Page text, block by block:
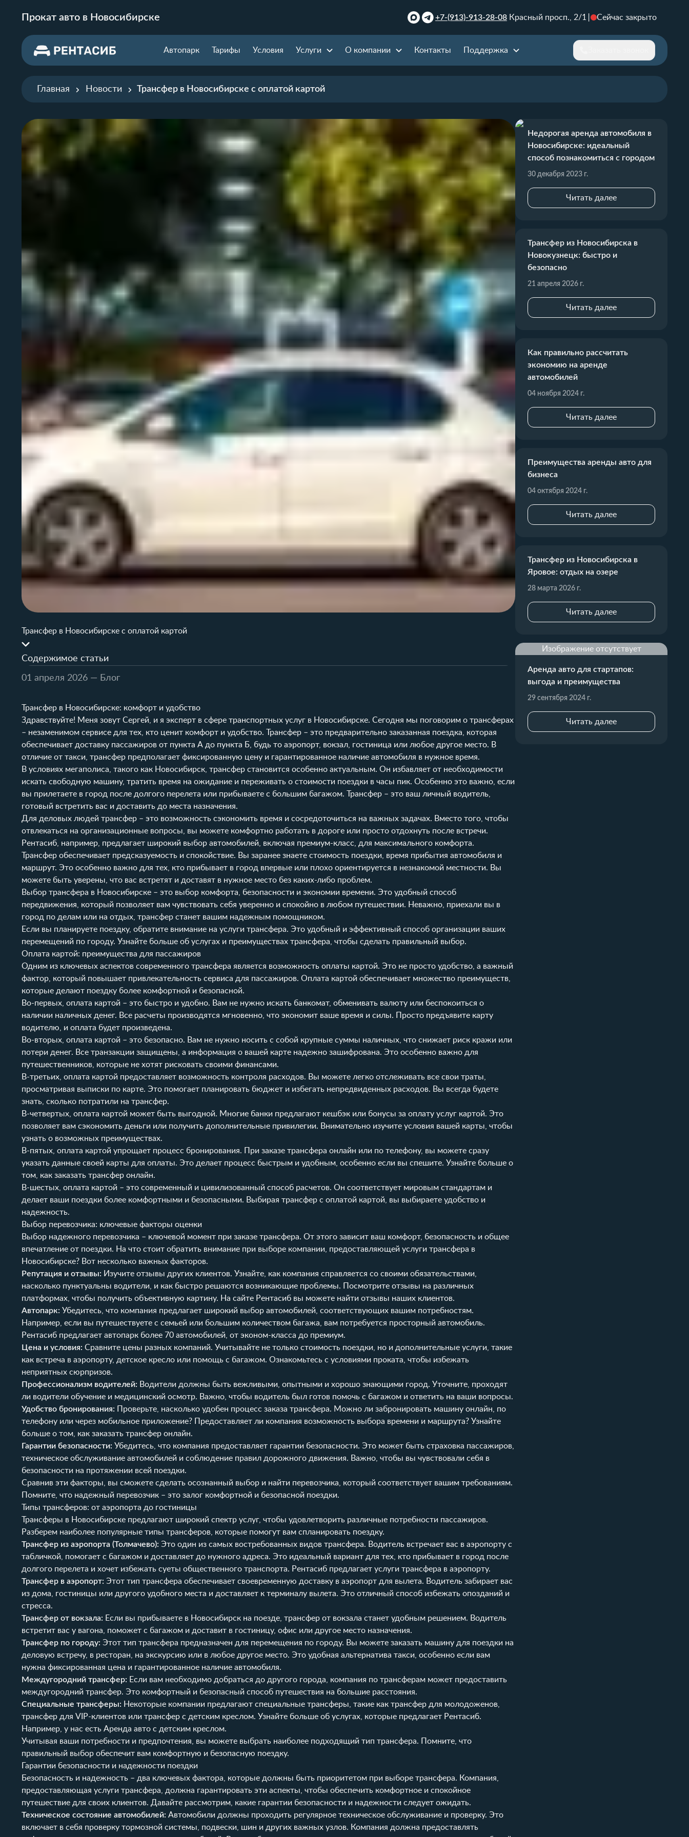
Прокат авто в Новосибирске +7-(913)-913-28-08 Красный просп., 2/1 Сейчас закрыто
Автопарк Тарифы Условия Услуги О компании Контакты Поддержка
Главная Новости Трансфер в Новосибирске с оплатой картой
Трансфер в Новосибирске с оплатой картой
Содержимое статьи
01 апреля 2026 — Блог
Трансфер в Новосибирске: комфорт и удобство
Здравствуйте! Меня зовут Сергей, и я эксперт в сфере транспортных услуг в Новосибирске. Сегодня мы поговорим о трансферах
– незаменимом сервисе для тех, кто ценит комфорт и удобство. Трансфер – это предварительно заказанная поездка, которая
обеспечивает доставку пассажиров от пункта А до пункта Б, будь то аэропорт, вокзал, гостиница или любое другое место. В
отличие от такси, трансфер предполагает фиксированную цену и гарантированное наличие автомобиля в нужное время.
В условиях мегаполиса, такого как Новосибирск, трансфер становится особенно актуальным. Он избавляет от необходимости
искать свободную машину, тратить время на ожидание и переживать о стоимости поездки в часы пик. Особенно это важно, если
вы прилетаете в город после долгого перелета или прибываете с большим багажом. Трансфер – это ваш личный водитель,
готовый встретить вас и доставить до места назначения.
Для деловых людей трансфер – это возможность сэкономить время и сосредоточиться на важных задачах. Вместо того, чтобы
отвлекаться на организационные вопросы, вы можете комфортно работать в дороге или просто отдохнуть после встречи.
Рентасиб, например, предлагает широкий выбор автомобилей, включая премиум-класс, для максимального комфорта.
Трансфер обеспечивает предсказуемость и спокойствие. Вы заранее знаете стоимость поездки, время прибытия автомобиля и
маршрут. Это особенно важно для тех, кто прибывает в город впервые или плохо ориентируется в незнакомой местности. Вы
можете быть уверены, что вас встретят и доставят в нужное место без каких-либо проблем.
Выбор трансфера в Новосибирске – это выбор комфорта, безопасности и экономии времени. Это удобный способ
передвижения, который позволяет вам чувствовать себя уверенно и спокойно в любом путешествии. Неважно, приехали вы в
город по делам или на отдых, трансфер станет вашим надежным помощником.
Если вы планируете поездку, обратите внимание на услуги трансфера. Это удобный и эффективный способ организации ваших
перемещений по городу. Узнайте больше об услугах и преимуществах трансфера, чтобы сделать правильный выбор.
Оплата картой: преимущества для пассажиров
Одним из ключевых аспектов современного трансфера является возможность оплаты картой. Это не просто удобство, а важный
фактор, который повышает привлекательность сервиса для пассажиров. Оплата картой обеспечивает множество преимуществ,
которые делают поездку более комфортной и безопасной.
Во-первых, оплата картой – это быстро и удобно. Вам не нужно искать банкомат, обменивать валюту или беспокоиться о
наличии наличных денег. Все расчеты производятся мгновенно, что экономит ваше время и силы. Просто предъявите карту
водителю, и оплата будет произведена.
Во-вторых, оплата картой – это безопасно. Вам не нужно носить с собой крупные суммы наличных, что снижает риск кражи или
потери денег. Все транзакции защищены, а информация о вашей карте надежно зашифрована. Это особенно важно для
путешественников, которые не хотят рисковать своими финансами.
В-третьих, оплата картой предоставляет возможность контроля расходов. Вы можете легко отслеживать все свои траты,
просматривая выписки по карте. Это помогает планировать бюджет и избегать непредвиденных расходов. Вы всегда будете
знать, сколько потратили на трансфер.
В-четвертых, оплата картой может быть выгодной. Многие банки предлагают кешбэк или бонусы за оплату услуг картой. Это
позволяет вам сэкономить деньги или получить дополнительные привилегии. Внимательно изучите условия вашей карты, чтобы
узнать о возможных преимуществах.
В-пятых, оплата картой упрощает процесс бронирования. При заказе трансфера онлайн или по телефону, вы можете сразу
указать данные своей карты для оплаты. Это делает процесс быстрым и удобным, особенно если вы спешите. Узнайте больше о
том, как заказать трансфер онлайн.
В-шестых, оплата картой – это современный и цивилизованный способ расчетов. Он соответствует мировым стандартам и
делает ваши поездки более комфортными и безопасными. Выбирая трансфер с оплатой картой, вы выбираете удобство и
надежность.
Выбор перевозчика: ключевые факторы оценки
Выбор надежного перевозчика – ключевой момент при заказе трансфера. От этого зависит ваш комфорт, безопасность и общее
впечатление от поездки. На что стоит обратить внимание при выборе компании, предоставляющей услуги трансфера в
Новосибирске? Вот несколько важных факторов.
Репутация и отзывы: Изучите отзывы других клиентов. Узнайте, как компания справляется со своими обязательствами,
насколько пунктуальны водители, и как быстро решаются возникающие проблемы. Посмотрите отзывы на различных
платформах, чтобы получить объективную картину. На сайте Рентасиб вы можете найти отзывы наших клиентов.
Автопарк: Убедитесь, что компания предлагает широкий выбор автомобилей, соответствующих вашим потребностям.
Например, если вы путешествуете с семьей или большим количеством багажа, вам потребуется просторный автомобиль.
Рентасиб предлагает автопарк более 70 автомобилей, от эконом-класса до премиум.
Цена и условия: Сравните цены разных компаний. Учитывайте не только стоимость поездки, но и дополнительные услуги, такие
как встреча в аэропорту, детское кресло или помощь с багажом. Ознакомьтесь с условиями проката , чтобы избежать
неприятных сюрпризов.
Профессионализм водителей: Водители должны быть вежливыми, опытными и хорошо знающими город. Уточните, проходят
ли водители обучение и медицинский осмотр. Важно, чтобы водитель был готов помочь с багажом и ответить на ваши вопросы.
Удобство бронирования: Проверьте, насколько удобен процесс заказа трансфера. Можно ли забронировать машину онлайн, по
телефону или через мобильное приложение? Предоставляет ли компания возможность выбора времени и маршрута? Узнайте
больше о том, как заказать трансфер онлайн.
Гарантии безопасности: Убедитесь, что компания предоставляет гарантии безопасности. Это может быть страховка пассажиров,
техническое обслуживание автомобилей и соблюдение правил дорожного движения. Важно, чтобы вы чувствовали себя в
безопасности на протяжении всей поездки.
Сравнив эти факторы, вы сможете сделать осознанный выбор и найти перевозчика, который соответствует вашим требованиям.
Помните, что надежный перевозчик – это залог комфортной и безопасной поездки.
Типы трансферов: от аэропорта до гостиницы
Трансферы в Новосибирске предлагают широкий спектр услуг, чтобы удовлетворить различные потребности пассажиров.
Разберем наиболее популярные типы трансферов, которые помогут вам спланировать поездку.
Трансфер из аэропорта (Толмачево): Это один из самых востребованных видов трансфера. Водитель встречает вас в аэропорту с
табличкой, помогает с багажом и доставляет до нужного адреса. Это идеальный вариант для тех, кто прибывает в город после
долгого перелета и хочет избежать суеты общественного транспорта. Рентасиб предлагает услуги трансфера в аэропорту.
Трансфер в аэропорт: Этот тип трансфера обеспечивает своевременную доставку в аэропорт для вылета. Водитель забирает вас
из дома, гостиницы или другого удобного места и доставляет к терминалу вылета. Это отличный способ избежать опозданий и
стресса.
Трансфер от вокзала: Если вы прибываете в Новосибирск на поезде, трансфер от вокзала станет удобным решением. Водитель
встретит вас у вагона, поможет с багажом и доставит в гостиницу, офис или другое место назначения.
Трансфер по городу: Этот тип трансфера предназначен для перемещения по городу. Вы можете заказать машину для поездки на
деловую встречу, в ресторан, на экскурсию или в любое другое место. Это удобная альтернатива такси, особенно если вам
нужна фиксированная цена и гарантированное наличие автомобиля.
Междугородний трансфер: Если вам необходимо добраться до другого города, компания по трансферам может предоставить
междугородний трансфер. Это комфортный и безопасный способ путешествия на большие расстояния.
Специальные трансферы: Некоторые компании предлагают специальные трансферы, такие как трансфер для молодоженов,
трансфер для VIP-клиентов или трансфер с детским креслом. Узнайте больше об услугах, которые предлагает Рентасиб.
Например, у нас есть Аренда авто с детским креслом.
Учитывая ваши потребности и предпочтения, вы можете выбрать наиболее подходящий тип трансфера. Помните, что
правильный выбор обеспечит вам комфортную и безопасную поездку.
Гарантии безопасности и надежности поездки
Безопасность и надежность – два ключевых фактора, которые должны быть приоритетом при выборе трансфера. Компания,
предоставляющая услуги трансфера, должна гарантировать эти аспекты, чтобы обеспечить комфортное и спокойное
путешествие для своих клиентов. Давайте рассмотрим, какие гарантии безопасности и надежности следует ожидать.
Техническое состояние автомобилей: Автомобили должны проходить регулярное техническое обслуживание и проверку. Это
включает в себя проверку тормозной системы, подвески, шин и других важных узлов. Компания должна предоставлять
Недорогая аренда автомобиля в
Новосибирске: идеальный
способ познакомиться с городом
30 декабря 2023 г.
Читать далее
Трансфер из Новосибирска в
Новокузнецк: быстро и
безопасно
21 апреля 2026 г.
Читать далее
Как правильно рассчитать
экономию на аренде
автомобилей
04 ноября 2024 г.
Читать далее
Преимущества аренды авто для
бизнеса
04 октября 2024 г.
Читать далее
Трансфер из Новосибирска в
Яровое: отдых на озере
28 марта 2026 г.
Читать далее
Изображение отсутствует
Аренда авто для стартапов:
выгода и преимущества
29 сентября 2024 г.
Читать далее